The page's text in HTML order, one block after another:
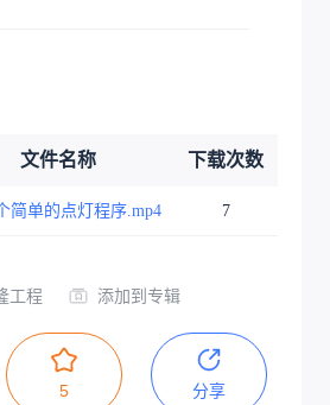
文件名称 下载次数
简单的点灯程序.mp4 7
工程 添加到专辑
5 分享